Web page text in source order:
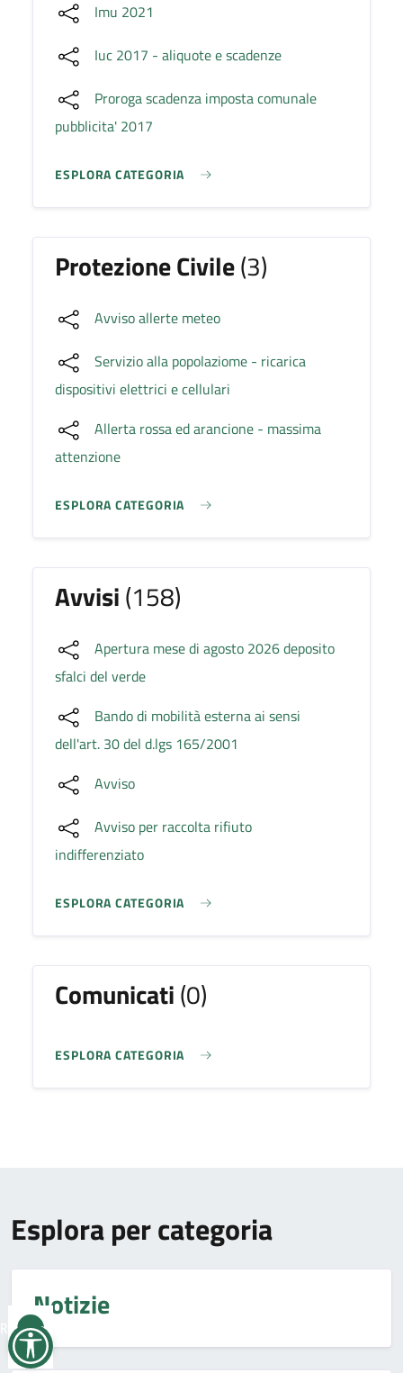
Imu 2021
Iuc 2017 - aliquote e scadenze
Proroga scadenza imposta comunale
pubblicita' 2017
ESPLORA CATEGORIA
Protezione Civile(3)
Avviso allerte meteo
Servizio alla popolaziome - ricarica
dispositivi elettrici e cellulari
Allerta rossa ed arancione - massima
attenzione
ESPLORA CATEGORIA
Avvisi(158)
Apertura mese di agosto 2026 deposito
sfalci del verde
Bando di mobilità esterna ai sensi
dell'art. 30 del d.lgs 165/2001
Avviso
Avviso per raccolta rifiuto
indifferenziato
ESPLORA CATEGORIA
Comunicati(0)
ESPLORA CATEGORIA
Esplora per categoria
Notizie
Reimposta
tutto